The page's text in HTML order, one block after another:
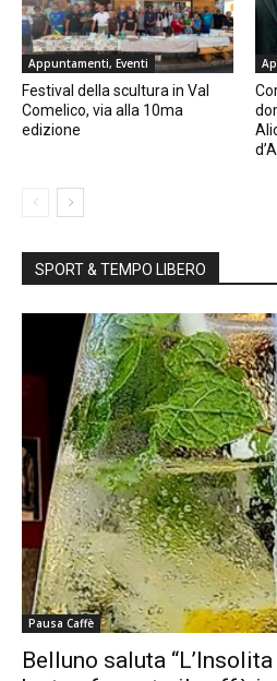
Appuntamenti, Eventi
Festival della scultura in Val
Comelico, via alla 10ma
edizione
SPORT & TEMPO LIBERO
Pausa Caffè
Belluno saluta